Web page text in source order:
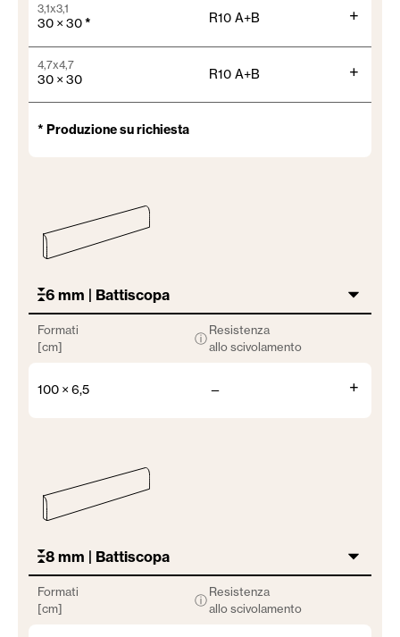
3,1x3,1
30 × 30* R10 A+B +
4,7x4,7
30 × 30 R10 A+B +
* Produzione su richiesta
6 mm | Battiscopa
Formati
[cm]
Resistenza
allo scivolamento
ⓘ
100 × 6,5 — +
8 mm | Battiscopa
Formati
[cm]
Resistenza
allo scivolamento
ⓘ